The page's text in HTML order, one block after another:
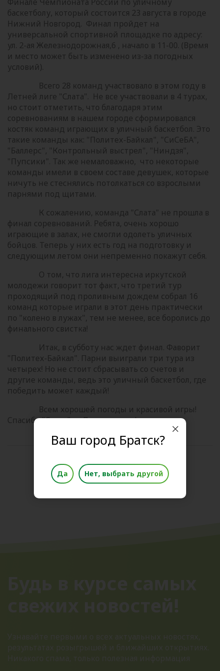
баскетболу, который состоится 23 августа в городе
Нижний Новгород. Финал пройдет на
универсальной спортивной площадке по адресу:
ул. 2-ая Железнодорожная,6 , начало в 11-00. (Время
и место может быть изменено из-за погодных
условий).
Всего 28 команд участвовало в этом году в
Летней лиге "Слата". Не все участвовали в 4 турах,
но стоит отметить, что благодаря этим
соревнованиям в нашем городе сформировался
костяк команд играющих в уличный баскетбол. Это
такие команды как: "Политех-Байкал", "СиСеБА",
"Баллерс", "Контрольный выстрел", "Ниндзя",
"Пупсики". Так же немаловажно, что некоторые
команды имели в своем составе девушек, которые
ничуть не стеснялись потолкаться со взрослыми
парнями под щитами.
К сожалению, команда "Слата" не прошла в
финал соревнований. Ребята, очень хорошо
играющие в залах, не смогли одолеть уличных
бойцов. Теперь у них есть год на подготовку и
следующим летом они непременно покажут себя.
О том, что лига интересна иркутской
молодежи говорит тот факт, что третий тур
проходящий под проливным дождем собрал 16
команд которые играли в этот день практически
по "колено в лужах", тем не менее, все боролись до
финального свистка!
Итак, в субботу нас ждет финал. Фаворит
"Политех-Байкал". Парни выиграли три тура из
четырех! Но не стоит сбрасывать со счетов и
другие команды, ведь это уличный баскетбол, где
победить может каждый!
Всем хорошей погоды и красивой игры!
Спасибо "Слате" за Летнюю лигу!
Поделиться новостью
Ваш город Братск?
Да Нет, выбрать другой